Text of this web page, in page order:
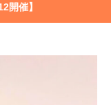
開催】